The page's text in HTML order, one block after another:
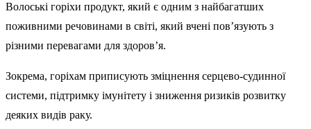
Волоські горіхи продукт, який є одним з найбагатших
поживними речовинами в світі, який вчені пов’язують з
різними перевагами для здоров’я.
Зокрема, горіхам приписують зміцнення серцево-судинної
системи, підтримку імунітету і зниження ризиків розвитку
деяких видів раку.